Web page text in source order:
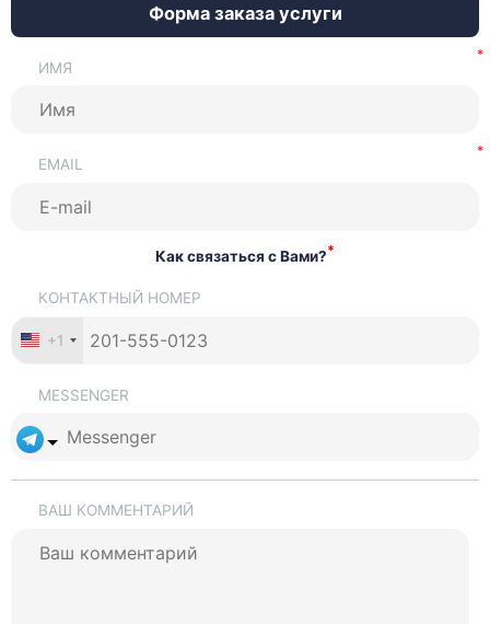
Форма заказа услуги
ИМЯ
EMAIL
Как связаться с Вами?*
КОНТАКТНЫЙ НОМЕР
+1
MESSENGER
ВАШ КОММЕНТАРИЙ